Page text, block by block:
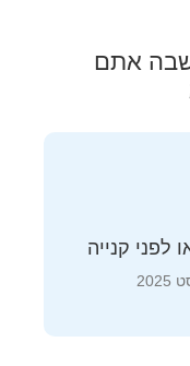
שבה אתם
לפני קנייה